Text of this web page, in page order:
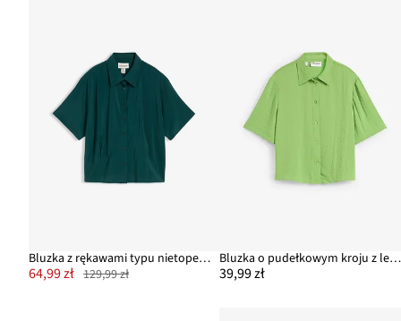
Bluzka z rękawami typu nietoperz, z mieszanki wiskozy
64,99 zł 129,99 zł
Bluzka o pudełkowym kroju z lekkiej krepy
39,99 zł